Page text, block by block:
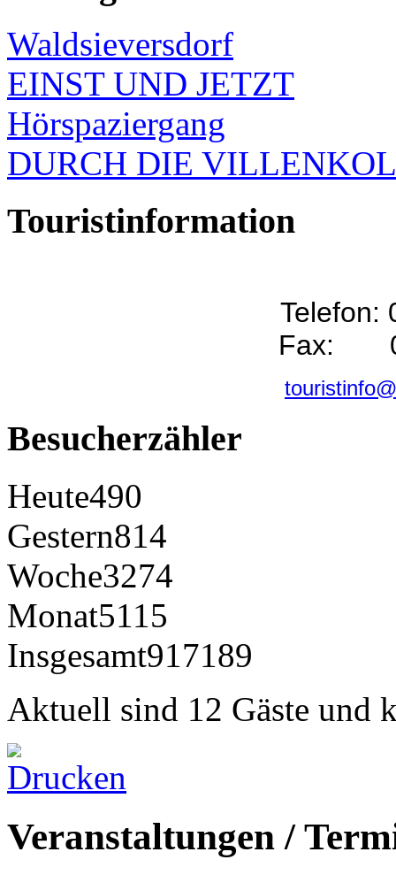
Waldsieversdorf
EINST UND JETZT
Hörspaziergang
DURCH DIE
Touristinformation
Telefon:
Fax:
Besucherzähler
Heute490
Gestern814
Woche3274
Monat5115
Insgesamt917189
Aktuell sind 12 Gäste und
Veranstaltungen /